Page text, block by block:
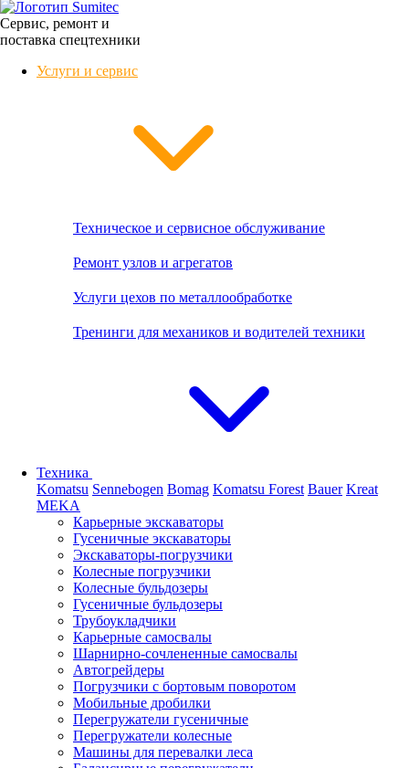
Сервис, ремонт и
поставка спецтехники
Услуги и сервис
Техническое и сервисное обслуживание
Ремонт узлов и агрегатов
Услуги цехов по металлообработке
Тренинги для механиков и водителей техники
Техника
Komatsu Sennebogen Bomag Komatsu Forest Bauer Kreat
MEKA
Карьерные экскаваторы
Гусеничные экскаваторы
Экскаваторы-погрузчики
Колесные погрузчики
Колесные бульдозеры
Гусеничные бульдозеры
Трубоукладчики
Карьерные самосвалы
Шарнирно-сочлененные cамосвалы
Автогрейдеры
Погрузчики с бортовым поворотом
Мобильные дробилки
Перегружатели гусеничные
Перегружатели колесные
Машины для перевалки леса